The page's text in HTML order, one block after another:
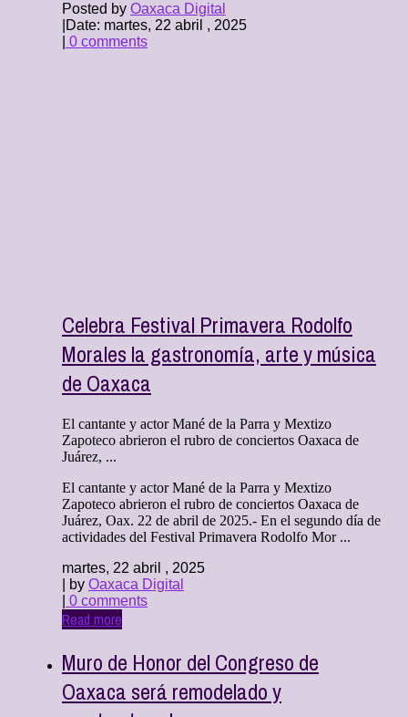
Posted by Oaxaca Digital
Date: martes, 22 abril , 2025
0 comments
Celebra Festival Primavera Rodolfo
Morales la gastronomía, arte y música
de Oaxaca
El cantante y actor Mané de la Parra y Mextizo
Zapoteco abrieron el rubro de conciertos Oaxaca de
Juárez, ...
El cantante y actor Mané de la Parra y Mextizo
Zapoteco abrieron el rubro de conciertos Oaxaca de
Juárez, Oax. 22 de abril de 2025.- En el segundo día de
actividades del Festival Primavera Rodolfo Mor ...
martes, 22 abril , 2025
| by Oaxaca Digital
0 comments
Read more
Muro de Honor del Congreso de
Oaxaca será remodelado y